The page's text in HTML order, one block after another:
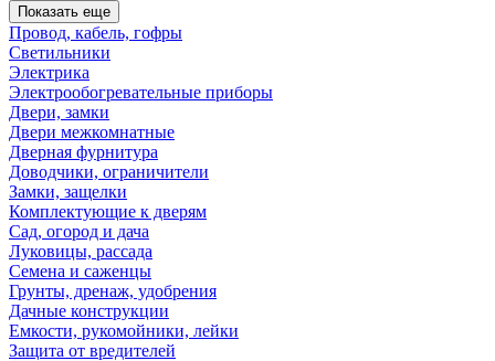
Показать еще
Провод, кабель, гофры
Светильники
Электрика
Электрообогревательные приборы
Двери, замки
Двери межкомнатные
Дверная фурнитура
Доводчики, ограничители
Замки, защелки
Комплектующие к дверям
Сад, огород и дача
Луковицы, рассада
Семена и саженцы
Грунты, дренаж, удобрения
Дачные конструкции
Емкости, рукомойники, лейки
Защита от вредителей